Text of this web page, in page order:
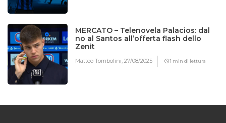
MERCATO – Telenovela Palacios: dal
no al Santos all’offerta flash dello
Zenit
Matteo Tombolini,27/08/2025 1 min di lettura